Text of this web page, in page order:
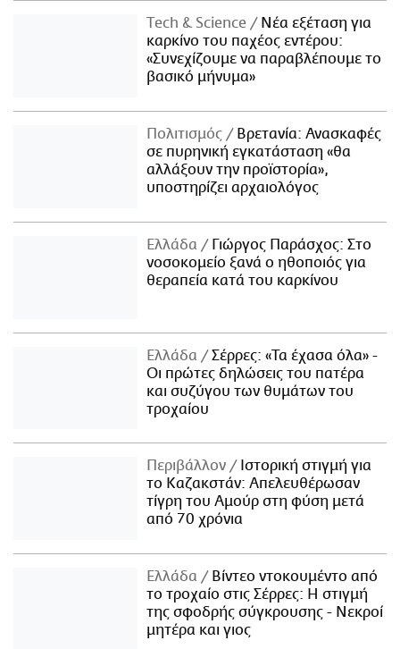
Τech & Science
Νέα εξέταση για
καρκίνο του παχέος εντέρου:
«Συνεχίζουμε να παραβλέπουμε το
βασικό μήνυμα»
Πολιτισμός
Βρετανία: Ανασκαφές
σε πυρηνική εγκατάσταση «θα
αλλάξουν την προϊστορία»,
υποστηρίζει αρχαιολόγος
Ελλάδα
Γιώργος Παράσχος: Στο
νοσοκομείο ξανά ο ηθοποιός για
θεραπεία κατά του καρκίνου
Ελλάδα
Σέρρες: «Τα έχασα όλα» -
Οι πρώτες δηλώσεις του πατέρα
και συζύγου των θυμάτων του
τροχαίου
Περιβάλλον
Ιστορική στιγμή για
το Καζακστάν: Απελευθέρωσαν
τίγρη του Αμούρ στη φύση μετά
από 70 χρόνια
Ελλάδα
Βίντεο ντοκουμέντο από
το τροχαίο στις Σέρρες: Η στιγμή
της σφοδρής σύγκρουσης - Νεκροί
μητέρα και γιος